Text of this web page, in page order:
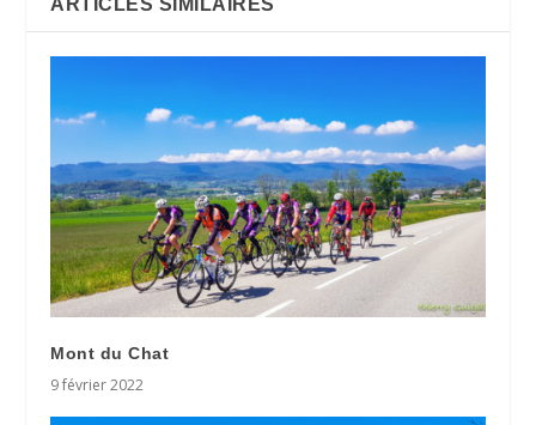
ARTICLES SIMILAIRES
Mont du Chat
9 février 2022